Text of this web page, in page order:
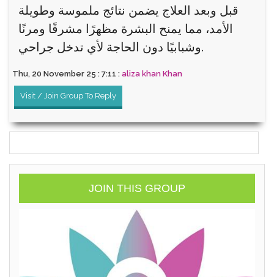
قبل وبعد العلاج يضمن نتائج ملموسة وطويلة
الأمد، مما يمنح البشرة مظهرًا مشرقًا ومرنًا
وشبابيًا دون الحاجة لأي تدخل جراحي.
Thu, 20 November 25 : 7:11 : aliza khan Khan
Visit / Join Group To Reply
JOIN THIS GROUP